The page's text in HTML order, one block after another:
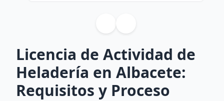
Licencia de Actividad de
Heladería en Albacete:
Requisitos y Proceso